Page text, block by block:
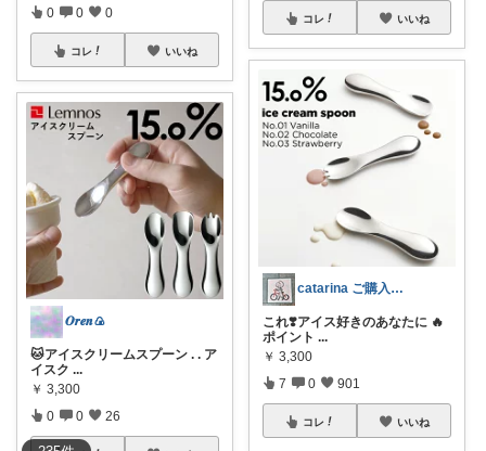
0 0 0
コレ いいね
𝑶𝒓𝒆𝒏🍙
🐱アイスクリームスプーン . . ア
イスク ...
￥ 3,300
0 0 26
コレ いいね
catarina ご購入ありがとう❣️
これ❣️アイス好きのあなたに 🔥
ポイント ...
￥ 3,300
7 0 901
コレ いいね